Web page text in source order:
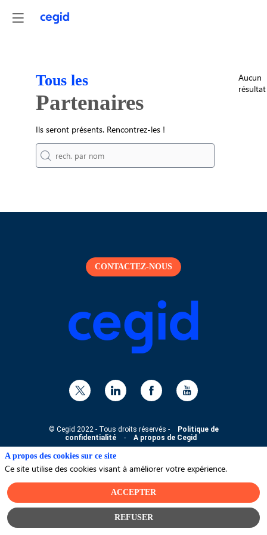
Tous les
Partenaires
Ils seront présents. Rencontrez-les !
Aucun
résultat
CONTACTEZ-NOUS
© Cegid 2022 - Tous droits réservés -
Politique de
confidentialité
- A propos de Cegid
A propos des cookies sur ce site
Ce site utilise des cookies visant à améliorer votre expérience.
ACCEPTER
REFUSER